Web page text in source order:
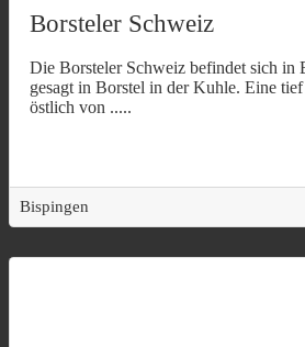
Borsteler Schweiz
Die Borsteler Schweiz befindet sich in
gesagt in Borstel in der Kuhle. Eine
östlich von .....
Bispingen